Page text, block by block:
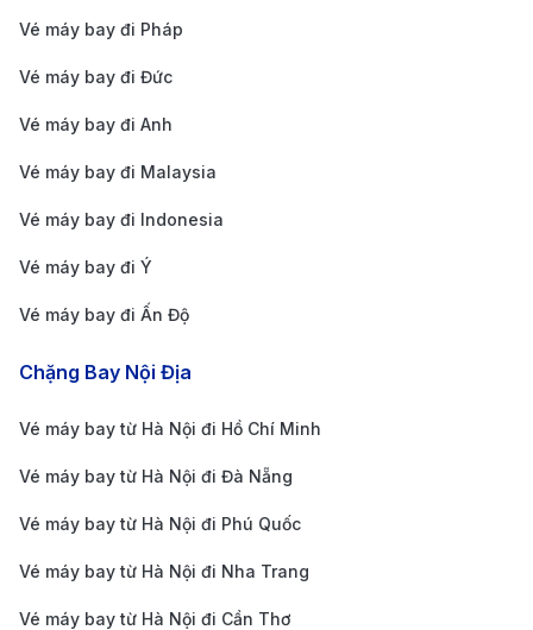
Sân bay quốc tế Dresden (Dresden International
Airport - DRS) nằm cách trung tâm thành phố
bao gồm cả vùng Saxony. Sân bay Dresden là cửa
ngõ chính cho du khách đến khám phá vùng đất giàu
văn hóa và lịch sử này. Sân bay cung cấp đầy đủ các
dịch vụ tiện ích như nhà hàng, quầy đổi tiền, cửa hàng
Cách di chuyển từ sân bay Dresden đến trung tâm
Vé máy bay đi Pháp
Vé máy bay đi Đức
Vé máy bay đi Anh
Vé máy bay đi Malaysia
Vé máy bay đi Indonesia
Vé máy bay đi Ý
Vé máy bay đi Ấn Độ
Chặng Bay Nội Địa
Vé máy bay từ Hà Nội đi Hồ Chí Minh
Vé máy bay từ Hà Nội đi Đà Nẵng
Vé máy bay từ Hà Nội đi Phú Quốc
Vé máy bay từ Hà Nội đi Nha Trang
Vé máy bay từ Hà Nội đi Cần Thơ